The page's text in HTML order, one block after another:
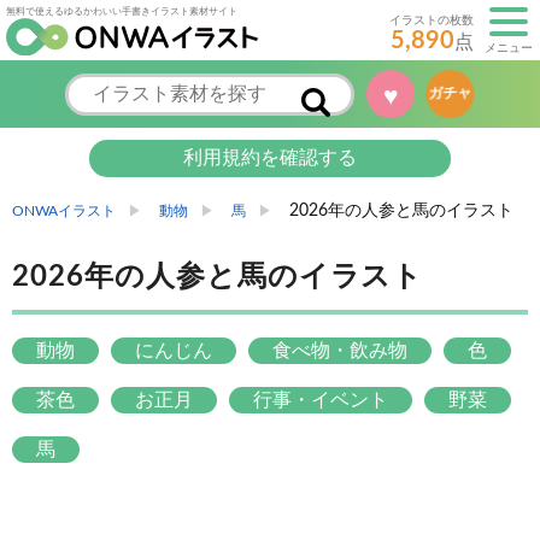
無料で使えるゆるかわいい手書きイラスト素材サイト
イラストの枚数
5,890点 メニュー
♥ ガチャ
利用規約を確認する
ONWAイラスト 動物 馬 2026年の人参と馬のイラスト
2026年の人参と馬のイラスト
動物 にんじん 食べ物・飲み物 色
茶色 お正月 行事・イベント 野菜
馬